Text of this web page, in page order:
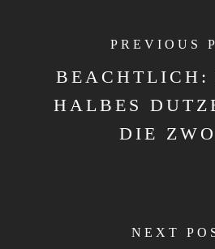
PREVIOUS
BEACHTLICH:
HALBES
DIE
NEXT